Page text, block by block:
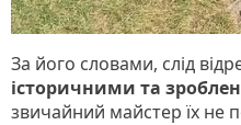
За його словами, слід
історичними та
звичайний майстер їх не